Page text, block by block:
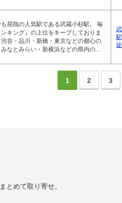
屈指の人気駅である武蔵小杉駅。 毎
キング』の上位をキープしておりま
谷・品川・新橋・東京などの都心の
なとみらい・新横浜などの県内の…
駅
1 2 3
とめて取り寄せ。